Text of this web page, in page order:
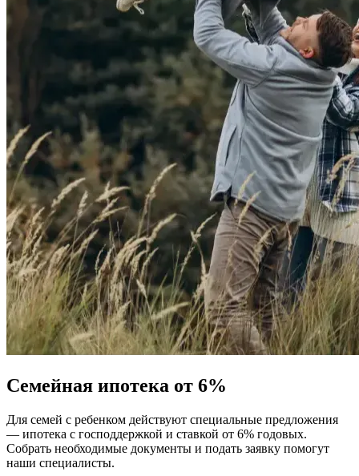
Семейная ипотека от 6%
Для семей с ребенком действуют специальные предложения
— ипотека с господдержкой и ставкой от 6% годовых.
Собрать необходимые документы и подать заявку помогут
наши специалисты.